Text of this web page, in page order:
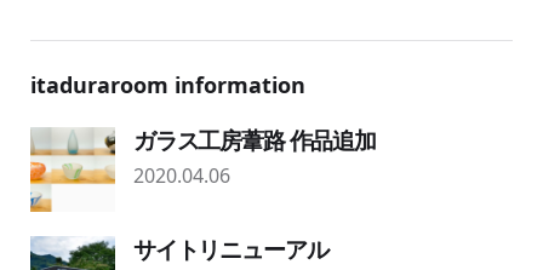
itaduraroom information
ガラス工房葦路 作品追加
2020.04.06
サイトリニューアル